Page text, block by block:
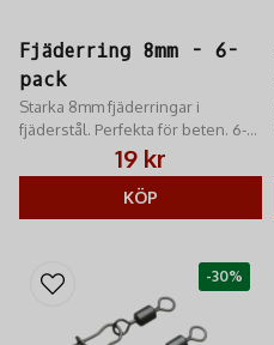
Fjäderring 8mm - 6-
pack
Starka 8mm fjäderringar i
fjäderstål. Perfekta för beten. 6-
19 kr
KÖP
-30%